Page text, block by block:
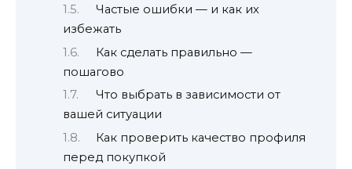
Частые ошибки — и как их
избежать
Как сделать правильно —
пошагово
Что выбрать в зависимости от
вашей ситуации
Как проверить качество профиля
перед покупкой